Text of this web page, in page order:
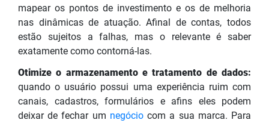
mapear os pontos de investimento e os de melhoria
nas dinâmicas de atuação. Afinal de contas, todos
estão sujeitos a falhas, mas o relevante é saber
exatamente como contorná-las.
Otimize o armazenamento e tratamento de dados:
quando o usuário possui uma experiência ruim com
canais, cadastros, formulários e afins eles podem
deixar de fechar um negóciocom a sua marca. Para